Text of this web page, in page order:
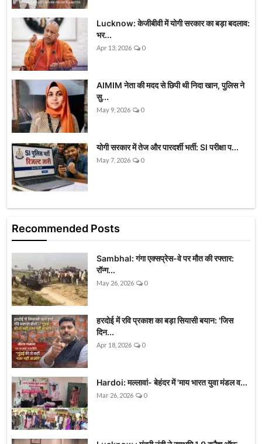
Lucknow: केजीबीवी में योगी सरकार का बड़ा बदलाव:
भर...
Apr 13, 2026 0
AIMIM नेता की मदद से छिपी थी निदा खान, पुलिस ने
सु...
May 9, 2026 0
योगी सरकार में तेज और पारदर्शी भर्ती: SI परीक्षा प...
May 7, 2026 0
Recommended Posts
Sambhal: गंगा एक्सप्रेस-वे पर मौत की रफ्तार:
रॉन्ग...
May 26, 2026 0
हरदोई में रवि प्रकाश का बड़ा सियासी बयान: 'जिस
दिन...
Apr 18, 2026 0
Hardoi: मल्लावां- बेहंदर में 'माय भारत युवा मंडल व...
Mar 26, 2026 0